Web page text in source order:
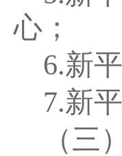
心 ；
6.新
7.新
（三